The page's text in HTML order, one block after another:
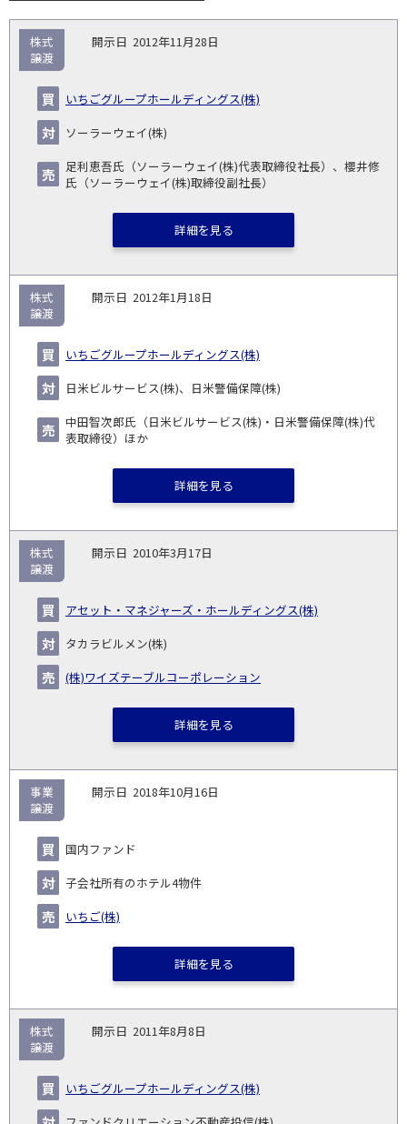
示
い
業・
事業
り
種
キー
ム
▽
2012年11月28日
いちごグループホールディングス(株)
ソーラーウェイ(株)
足利恵吾氏（ソーラーウェイ(株)代表取締役社長）、櫻井修
氏（ソーラーウェイ(株)取締役副社長）
株式
譲渡
詳細を見る
2012年1月18日
いちごグループホールディングス(株)
日米ビルサービス(株)、日米警備保障(株)
中田智次郎氏（日米ビルサービス(株)・日米警備保障(株)代
表取締役）ほか
株式
譲渡
詳細を見る
2010年3月17日
アセット・マネジャーズ・ホールディングス(株)
タカラビルメン(株)
(株)ワイズテーブルコーポレーション
株式
譲渡
詳細を見る
2018年10月16日
国内ファンド
子会社所有のホテル4物件
いちご(株)
事業
譲渡
詳細を見る
2011年8月8日
いちごグループホールディングス(株)
株式
譲渡